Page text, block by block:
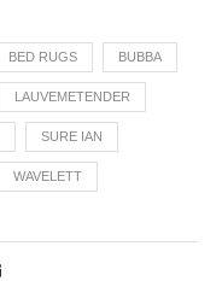
BED RUGS BUBBA
LAUVEMETENDER
SURE IAN
WAVELETT